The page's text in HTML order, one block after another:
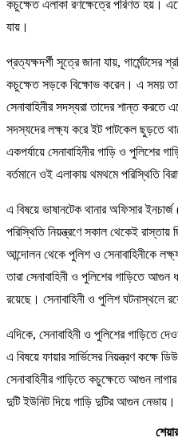
কচুক্ষেত এলাকা রণক্ষেত্রে পরিণত হয়।
যায়।
প্রত্যক্ষদর্শী সূত্রে জানা যায়, গার্মেন্টসের
কচুক্ষেত সড়কে বিক্ষোভ করেন। এ সময়
সেনাবাহিনীর সদস্যরা তাদের শান্ত করতে
সদস্যদের লক্ষ্য করে ইট পাটকেল ছুড়তে
একপর্যায়ে সেনাবাহিনীর গাড়ি ও পুলিশের
বর্তমানে ওই এলাকায় থমথমে পরিস্থিতি
এ বিষয়ে ভাষানটেক থানার অফিসার
পরিস্থিতি নিয়ন্ত্রণে সকাল থেকেই রাস্তায়
আন্দোলন থেকে পুলিশ ও সেনাবাহিনীকে
তারা সেনাবাহিনী ও পুলিশের গাড়িতে আগুন
রয়েছে। সেনাবাহিনী ও পুলিশ ঘটনাস্থলে
এদিকে, সেনাবাহিনী ও পুলিশের গাড়িতে
এ বিষয়ে ফায়ার সার্ভিসের নিয়ন্ত্রণ কক্ষে
সেনাবাহিনীর গাড়িতে কচুক্ষেতে আগুন
দুটি ইউনিট দিয়ে গাড়ি দুটির আগুন নেভায়।